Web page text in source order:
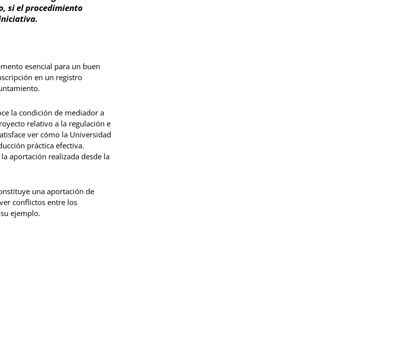
si el procedimiento
esencial para un buen
en un registro
la condición de mediador a
relativo a la regulación e
ver cómo la Universidad
práctica efectiva.
aportación realizada desde la
una aportación de
conflictos entre los
ejemplo.